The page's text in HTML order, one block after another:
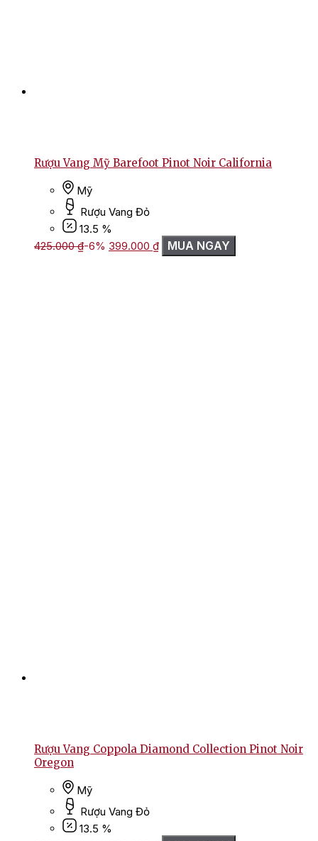
Rượu Vang Mỹ Barefoot Pinot Noir California
Mỹ
Rượu Vang Đỏ
13.5 %
425.000₫-6% Giá
gốc
399.000 ₫Giá
hiện
MUA NGAY
Rượu Vang Coppola Diamond Collection Pinot Noir
Oregon
Mỹ
Rượu Vang Đỏ
13.5 %